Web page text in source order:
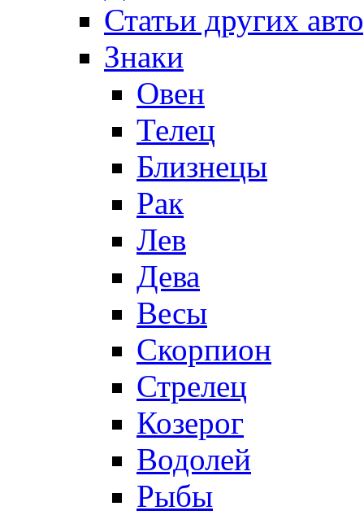
Статьи других
Знаки
Овен
Телец
Близнецы
Рак
Лев
Дева
Весы
Скорпион
Стрелец
Козерог
Водолей
Рыбы